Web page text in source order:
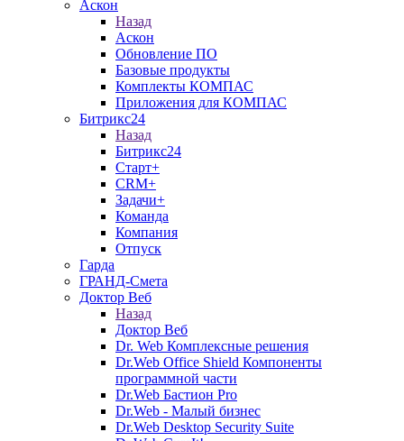
Аскон
Назад
Аскон
Обновление ПО
Базовые продукты
Комплекты КОМПАС
Приложения для КОМПАС
Битрикс24
Назад
Битрикс24
Старт+
CRM+
Задачи+
Команда
Компания
Отпуск
Гарда
ГРАНД-Смета
Доктор Веб
Назад
Доктор Веб
Dr. Web Комплексные решения
Dr.Web Office Shield Компоненты
программной части
Dr.Web Бастион Pro
Dr.Web - Малый бизнес
Dr.Web Desktop Security Suite